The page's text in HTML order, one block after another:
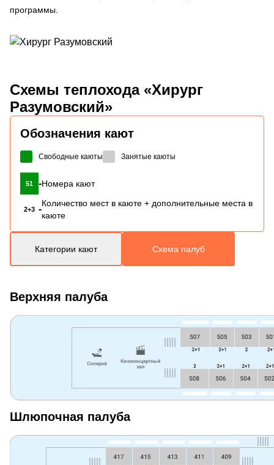
программы.
Схемы теплохода «Хирург
Разумовский»
Обозначения кают
Свободные каюты Занятые каюты
51 -Номера кают
2+3 -
Количество мест в каюте + дополнительные места в
каюте
Категории кают Схема палуб
Верхняя палуба
Шлюпочная палуба